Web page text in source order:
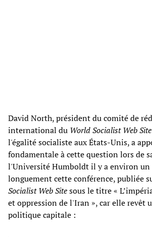
David North, président du comité de
international du World Socialist Web Site
l'égalité socialiste aux États-Unis, a
fondamentale à cette question lors de
l'Université Humboldt il y a environ un
longuement cette conférence, publiée
Socialist Web Sitesous le titre «
et oppression de l'Iran », car elle revêt
politique capitale :